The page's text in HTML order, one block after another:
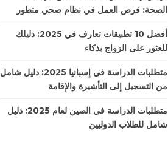
الصحة: فرص العمل في نظام صحي متطور
أفضل 10 تطبيقات تعارف في 2025: دليلك
للعثور على الزواج بذكاء
متطلبات الدراسة في إسبانيا 2025: دليل شامل
من التسجيل إلى التأشيرة والإقامة
متطلبات الدراسة في الصين لعام 2025: دليل
شامل للطلاب الدوليين